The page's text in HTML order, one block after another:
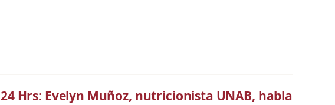
24 Hrs: Evelyn Muñoz, nutricionista UNAB, habla